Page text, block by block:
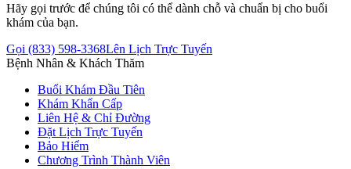
Hãy gọi trước để chúng tôi có thể dành chỗ và chuẩn bị cho buổi
khám của bạn.
Gọi (833) 598-3368Lên Lịch Trực Tuyến
Bệnh Nhân & Khách Thăm
Buổi Khám Đầu Tiên
Khám Khẩn Cấp
Liên Hệ & Chỉ Đường
Đặt Lịch Trực Tuyến
Bảo Hiểm
Chương Trình Thành Viên